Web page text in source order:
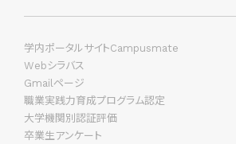
学内ポータルサイトCampusmate
Webシラバス
Gmailページ
職業実践力育成プログラム認定
大学機関別認証評価
卒業生アンケート